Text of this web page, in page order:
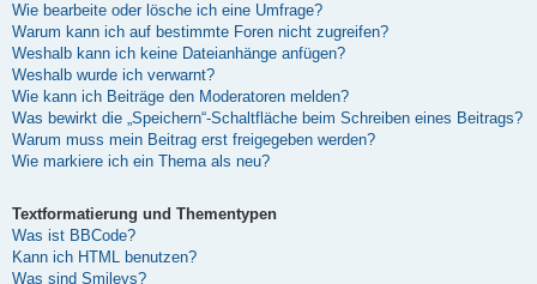
Wie bearbeite oder lösche ich eine Umfrage?
Warum kann ich auf bestimmte Foren nicht zugreifen?
Weshalb kann ich keine Dateianhänge anfügen?
Weshalb wurde ich verwarnt?
Wie kann ich Beiträge den Moderatoren melden?
Was bewirkt die „Speichern“-Schaltfläche beim Schreiben eines Beitrags?
Warum muss mein Beitrag erst freigegeben werden?
Wie markiere ich ein Thema als neu?
Textformatierung und Thementypen
Was ist BBCode?
Kann ich HTML benutzen?
Was sind Smileys?